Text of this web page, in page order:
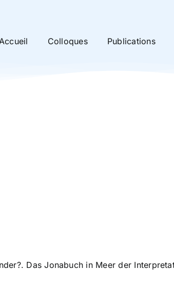
Colloques Publications
Das Jonabuch in Meer der